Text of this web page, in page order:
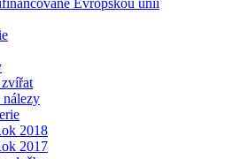
Evropskou unií
nálezy
2018
2017